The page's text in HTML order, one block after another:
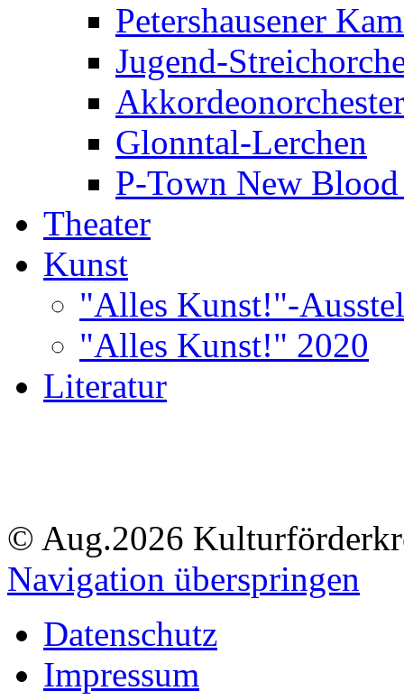
Petershausener
Jugend-
Glonntal-Lerchen
P-Town New Blood
Theater
Kunst
"Alles Kunst!"-
"Alles Kunst!" 2020
Literatur
© Aug.2026
Navigation überspringen
Datenschutz
Impressum